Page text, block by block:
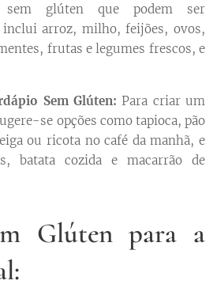
glúten que podem ser
inclui arroz, milho, feijões, ovos,
frutas e legumes frescos, e
Sem Glúten: Para criar um
se opções como tapioca, pão
ou ricota no café da manhã, e
batata cozida e macarrão de
Glúten para a